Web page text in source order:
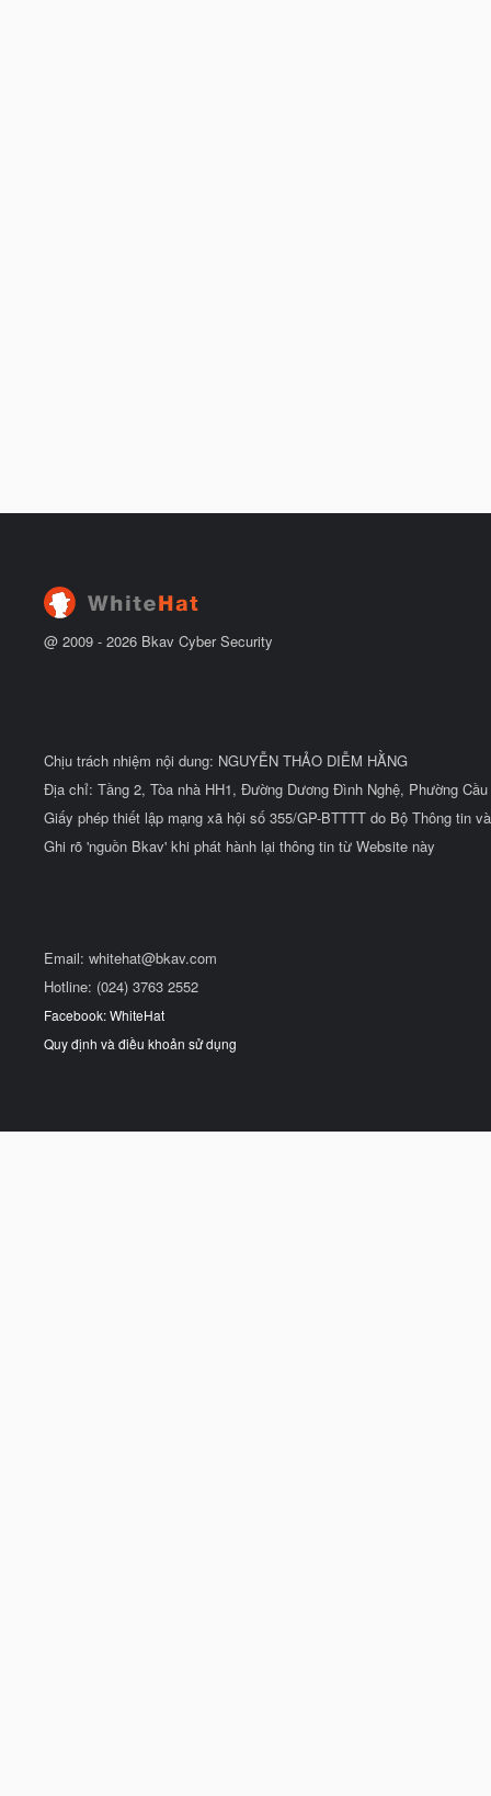
@ 2009 - 2026 Bkav Cyber Security
Chịu trách nhiệm nội dung: NGUYỄN THẢO DIỄM HẰNG
Địa chỉ: Tầng 2, Tòa nhà HH1, Đường Dương Đình Nghệ, Phường
Giấy phép thiết lập mạng xã hội số 355/GP-BTTTT do Bộ Thông tin
Ghi rõ 'nguồn Bkav' khi phát hành lại thông tin từ Website này
Email: whitehat@bkav.com
Hotline: (024) 3763 2552
Facebook: WhiteHat
Quy định và điều khoản sử dụng